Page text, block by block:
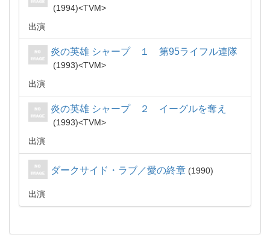
1994
TVM
出演
炎の英雄 シャープ １ 第95ライフル連隊
1993
TVM
出演
炎の英雄 シャープ ２ イーグルを奪え
1993
TVM
出演
ダークサイド・ラブ／愛の終章 1990
出演